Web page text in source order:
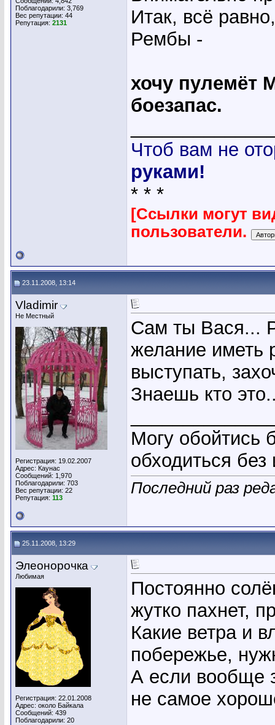
Поблагодарили: 3,769
Вес репутации: 44
Репутация: 2131
Итак, всё
Рембы -
хочу пулемёт
боезапас.
Чтоб вам не
руками!
* * *
[Ссылки могут
пользователи.
23.11.2008, 13:14
Vladimir
Не Местный
Регистрация: 19.02.2007
Адрес: Каунас
Сообщений: 1,970
Поблагодарили: 703
Вес репутации: 22
Репутация: 113
Сам ты Вася...
желание иметь
выступать,
Знаешь кто
Могу обойтись
обходиться
Последний раз
25.11.2008, 13:29
Элеонорочка
Любимая
Регистрация: 22.01.2008
Адрес: около Байкала
Сообщений: 439
Поблагодарили: 20
Постоянно
жутко пахнет,
Какие ветра и
побережье,
А если вообще
не самое